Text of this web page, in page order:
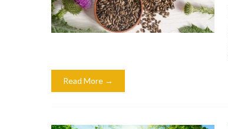
Read More →